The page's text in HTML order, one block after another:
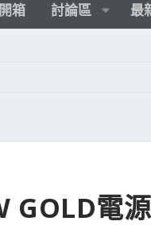
箱 討論區 最
GOLD電